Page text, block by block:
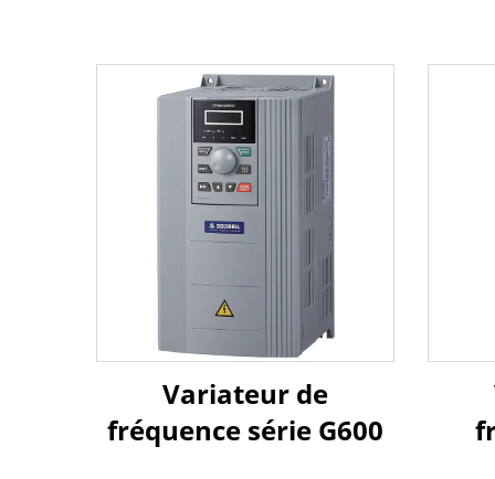
Variateur de
fréquence série G600